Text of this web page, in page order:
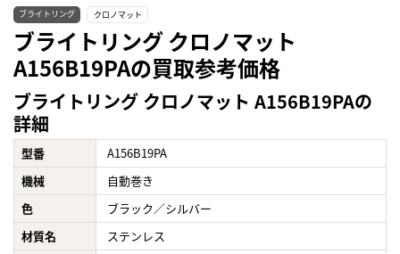
ブライトリング クロノマット
ブライトリング クロノマット
A156B19PAの買取参考価格
ブライトリング クロノマット A156B19PAの
詳細
型番
A156B19PA
機械
自動巻き
色
ブラック／シルバー
材質名
ステンレス